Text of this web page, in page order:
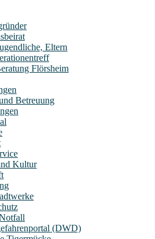
Eltern
Flörsheim
Betreuung
Kultur
(DWD)